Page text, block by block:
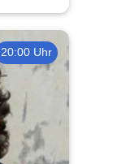
20:00 Uhr